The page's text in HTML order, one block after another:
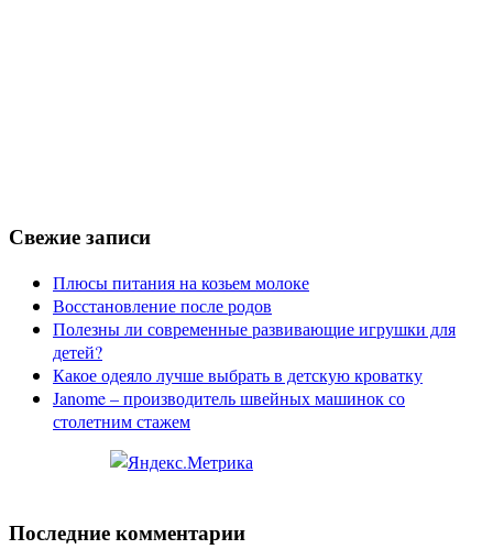
Свежие записи
Плюсы питания на козьем молоке
Восстановление после родов
Полезны ли современные развивающие игрушки для
детей?
Какое одеяло лучше выбрать в детскую кроватку
Janome – производитель швейных машинок со
столетним стажем
Последние комментарии